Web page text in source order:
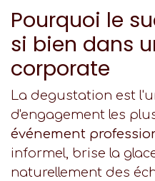
Pourquoi le
si bien dans
corporate
La degustation est
d'engagement les
événement
informel, brise la
naturellement des